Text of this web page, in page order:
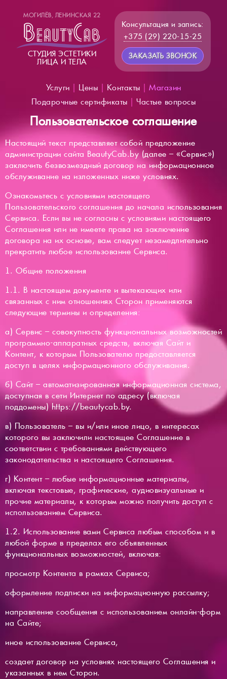
МОГИЛЁВ, ЛЕНИНСКАЯ 22
СТУДИЯ ЭСТЕТИКИ
ЛИЦА И ТЕЛА
Консультация и запись:
+375 (29) 220-15-25
ЗАКАЗАТЬ ЗВОНОК
Услуги Цены Контакты
Магазин
Подарочные сертификаты |Частые вопросы
Пользовательское соглашение
Настоящий текст представляет собой предложение
администрации сайта BeautyCab.by (далее – «Сервис»)
заключить безвозмездный договор на информационное
обслуживание на изложенных ниже условиях.
Ознакомьтесь с условиями настоящего
Пользовательского соглашения до начала использования
Сервиса. Если вы не согласны с условиями настоящего
Соглашения или не имеете права на заключение
договора на их основе, вам следует незамедлительно
прекратить любое использование Сервиса.
1. Общие положения
1.1. В настоящем документе и вытекающих или
связанных с ним отношениях Сторон применяются
следующие термины и определения:
а) Сервис – совокупность функциональных возможностей
программно-аппаратных средств, включая Сайт и
Контент, к которым Пользователю предоставляется
доступ в целях информационного обслуживания.
б) Сайт – автоматизированная информационная система,
доступная в сети Интернет по адресу (включая
поддомены) https://beautycab.by.
в) Пользователь – вы и/или иное лицо, в интересах
которого вы заключили настоящее Соглашение в
соответствии с требованиями действующего
законодательства и настоящего Соглашения.
г) Контент – любые информационные материалы,
включая текстовые, графические, аудиовизуальные и
прочие материалы, к которым можно получить доступ с
использованием Сервиса.
1.2. Использование вами Сервиса любым способом и в
любой форме в пределах его объявленных
функциональных возможностей, включая:
просмотр Контента в рамках Сервиса;
оформление подписки на информационную рассылку;
направление сообщения с использованием онлайн-форм
на Сайте;
иное использование Сервиса,
создает договор на условиях настоящего Соглашения и
указанных в нем Сторон.